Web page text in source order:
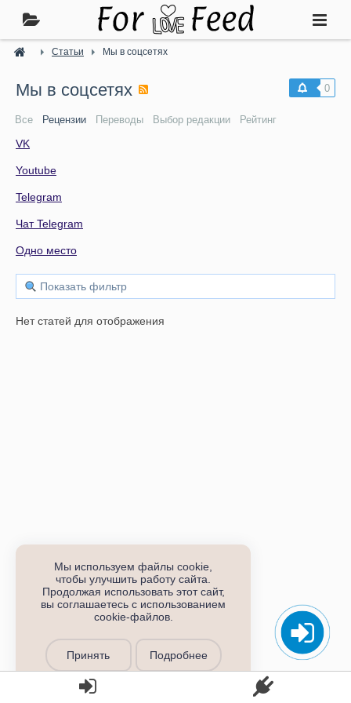
Статьи Мы в соцсетях
0
Мы в соцсетях
Все Рецензии Переводы Выбор редакции Рейтинг
VK
Youtube
Telegram
Чат Telegram
Одно место
Показать фильтр
Нет статей для отображения
Мы используем файлы cookie,
чтобы улучшить работу сайта.
Продолжая использовать этот сайт,
вы соглашаетесь с использованием
cookie-файлов.
Принять Подробнее